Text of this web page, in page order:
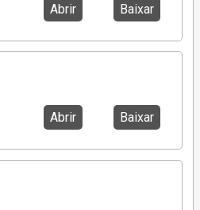
Abrir Baixar
Abrir Baixar